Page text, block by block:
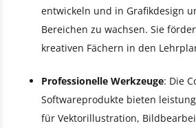
entwickeln und in Grafikdesign
Bereichen zu wachsen. Sie
kreativen Fächern in den
Professionelle Werkzeuge: Die
Softwareprodukte bieten
für Vektorillustration,